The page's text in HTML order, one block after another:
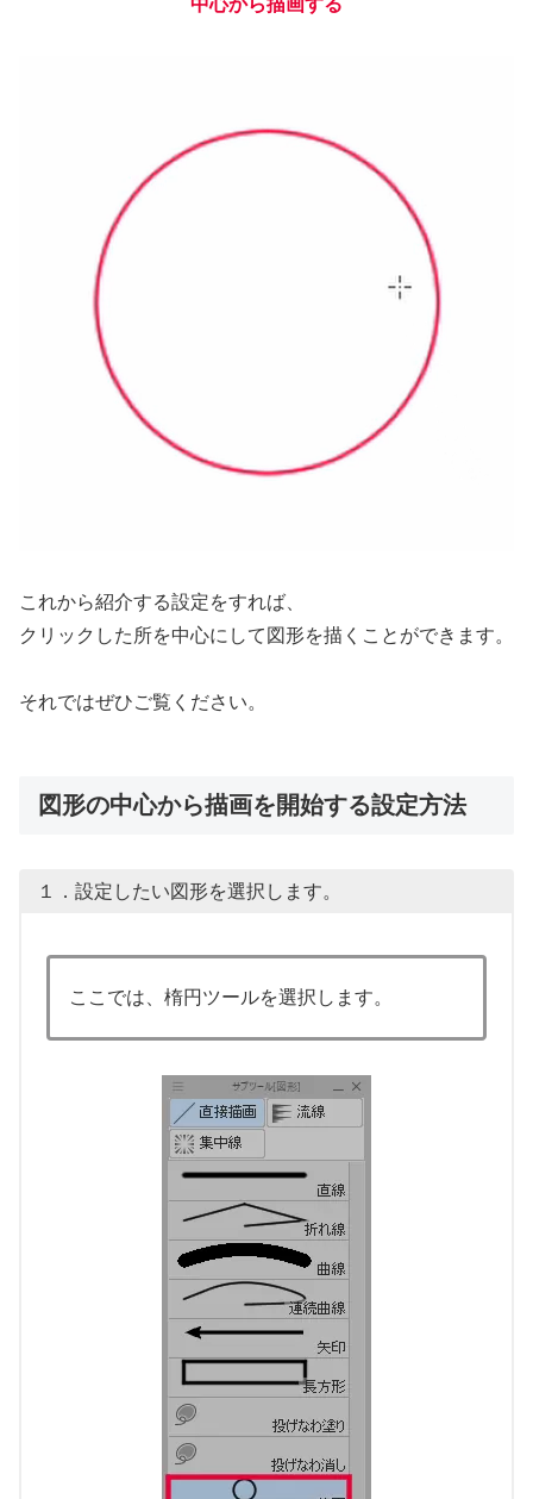
中心から描画する
これから紹介する設定をすれば、
クリックした所を中心にして図形を描くことができます。
それではぜひご覧ください。
図形の中心から描画を開始する設定方法
１．設定したい図形を選択します。
ここでは、楕円ツールを選択します。